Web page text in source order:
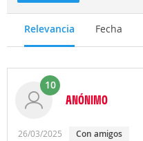
Relevancia Fecha
10
ANÓNIMO
26/03/2025 Con amigos